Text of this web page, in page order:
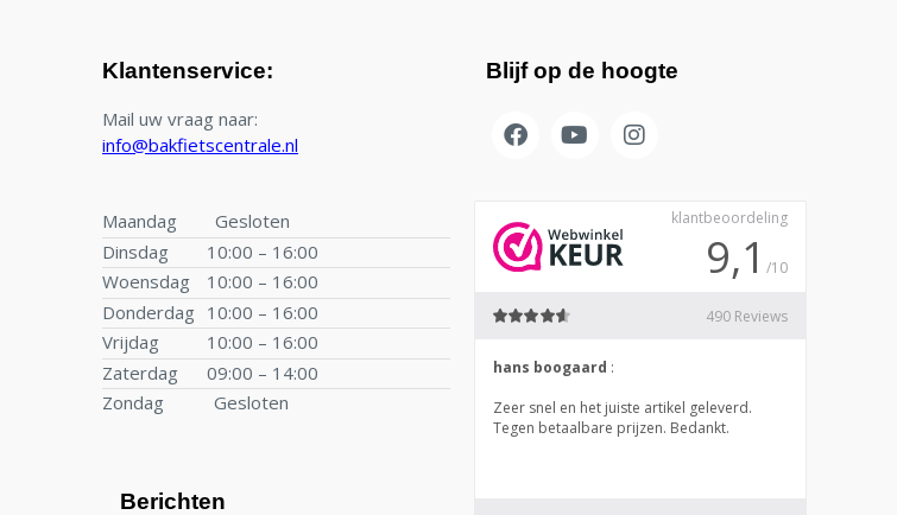
Klantenservice:
Mail uw vraag naar:
info@bakfietscentrale.nl
Maandag
Gesloten
Dinsdag
10:00 – 16:00
Woensdag
10:00 – 16:00
Donderdag 10:00 – 16:00
Vrijdag
10:00 – 16:00
Zaterdag
09:00 – 14:00
Zondag
Gesloten
Berichten
Blijf op de hoogte